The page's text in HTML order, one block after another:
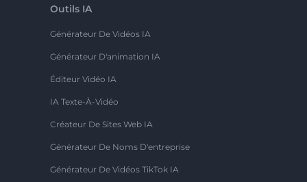
Outils IA
Générateur De Vidéos IA
Générateur D'animation IA
Éditeur Vidéo IA
IA Texte-À-Vidéo
Créateur De Sites Web IA
Générateur De Noms D'entreprise
Générateur De Vidéos TikTok IA